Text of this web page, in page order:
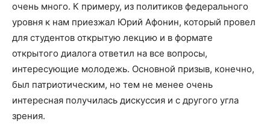
очень много. К примеру, из политиков федерального
уровня к нам приезжал Юрий Афонин, который провел
для студентов открытую лекцию и в формате
открытого диалога ответил на все вопросы,
интересующие молодежь. Основной призыв, конечно,
был патриотическим, но тем не менее очень
интересная получилась дискуссия и с другого угла
зрения.